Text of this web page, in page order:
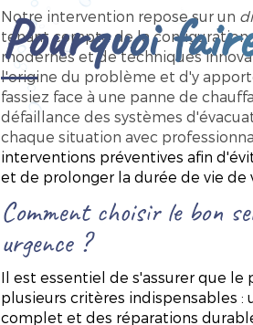
Notre intervention repose sur un
tenant compte de la
modernes et de techniques
l'origine du problème et d'y
fassiez face à une panne de
défaillance des systèmes
chaque situation avec
interventions préventives afin
et de prolonger la durée de vie de
Comment choisir le bon
urgence ?
Il est essentiel de s'assurer que
plusieurs critères indispensables
complet et des réparations
Pourquoi